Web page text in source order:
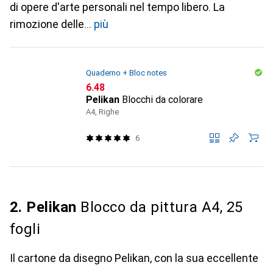
di opere d'arte personali nel tempo libero. La
rimozione delle
più
Quaderno + Bloc notes
CHF
6.48
Pelikan Blocchi da colorare
A4, Righe
6
2. Pelikan Blocco da pittura A4, 25
fogli
Il cartone da disegno Pelikan, con la sua eccellente